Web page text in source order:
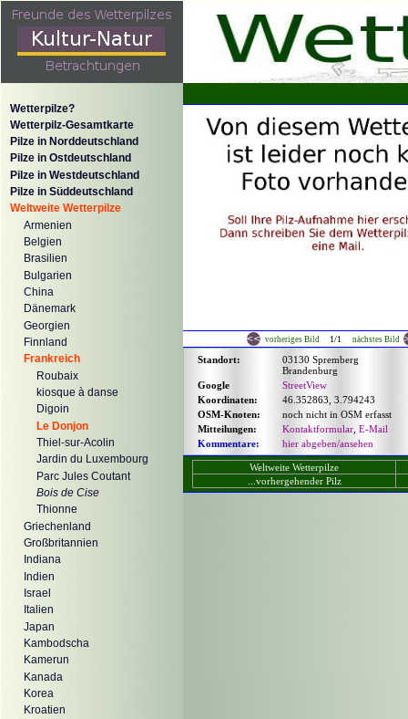
Wetterpilze?
Wetterpilz-Gesamtkarte
Pilze in Norddeutschland
Pilze in Ostdeutschland
Pilze in Westdeutschland
Pilze in Süddeutschland
Weltweite Wetterpilze
Armenien
Belgien
Brasilien
Bulgarien
China
Dänemark
Georgien
Finnland
Frankreich
Roubaix
kiosque à danse
Digoin
Le Donjon
Thiel-sur-Acolin
Jardin du Luxembourg
Parc Jules Coutant
Bois de Cise
Thionne
Griechenland
Großbritannien
Indiana
Indien
Israel
Italien
Japan
Kambodscha
Kamerun
Kanada
Korea
Kroatien
vorheriges Bild 1/1 nächstes Bild
Standort:
03130 Spremberg
Brandenburg
Google
StreetView
Koordinaten:
46.352863, 3.794243
OSM-Knoten:
noch nicht in OSM erfasst
Mitteilungen:
Kontaktformular E-Mail
Kommentare:
hier abgeben/ansehen
Weltweite Wetterpilze
...vorhergehender Pilz